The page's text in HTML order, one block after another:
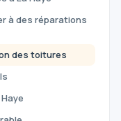
à des réparations
des toitures